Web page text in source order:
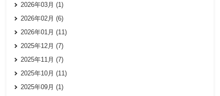
2026年03月 (1)
2026年02月 (6)
2026年01月 (11)
2025年12月 (7)
2025年11月 (7)
2025年10月 (11)
2025年09月 (1)